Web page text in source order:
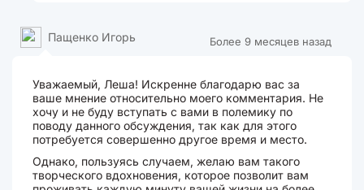
Более 9 месяцев назад
Пащенко Игорь
Уважаемый, Леша! Искренне благодарю вас за
ваше мнение относительно моего комментария. Не
хочу и не буду вступать с вами в полемику по
поводу данного обсуждения, так как для этого
потребуется совершенно другое время и место.
Однако, пользуясь случаем, желаю вам такого
творческого вдохновения, которое позволит вам